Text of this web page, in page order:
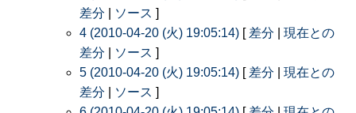
差分
ソース ]
4 (2010-04-20 (火) 19:05:14) [ 差分
現在との
差分
ソース ]
5 (2010-04-20 (火) 19:05:14) [ 差分
現在との
差分
ソース ]